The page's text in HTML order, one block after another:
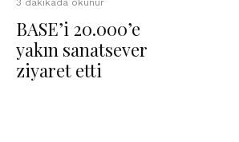
3 dakikada okunur
BASE’i 20.000’e
yakın sanatsever
ziyaret etti